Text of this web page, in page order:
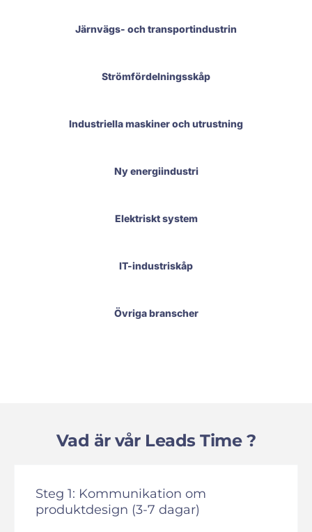
Järnvägs- och transportindustrin
Strömfördelningsskåp
Industriella maskiner och utrustning
Ny energiindustri
Elektriskt system
IT-industriskåp
Övriga branscher
Vad är vår Leads Time ?
Steg 1: Kommunikation om
produktdesign (3-7 dagar)